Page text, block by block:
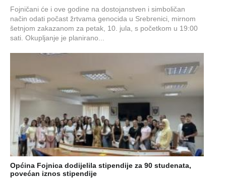
Fojničani će i ove godine na dostojanstven i simboličan
način odati počast žrtvama genocida u Srebrenici, mirnom
šetnjom zakazanom za petak, 10. jula, s početkom u 19:00
sati. Okupljanje je planirano...
Općina Fojnica dodijelila stipendije za 90 studenata,
povećan iznos stipendije